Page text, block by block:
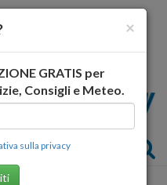
×
GRATIS per
Consigli e Meteo.
sulla privacy